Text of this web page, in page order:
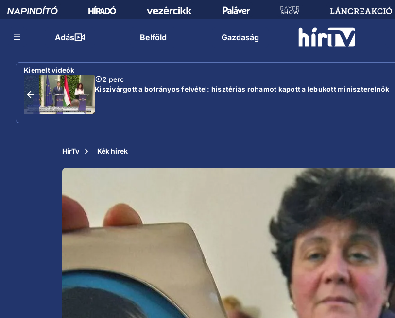
Adás Belföld Gazdaság
Kiemelt videók
2 perc
Kiszivárgott a botrányos felvétel: hisztériás rohamot kapott a lebukott miniszterelnök
HírTv Kék hírek